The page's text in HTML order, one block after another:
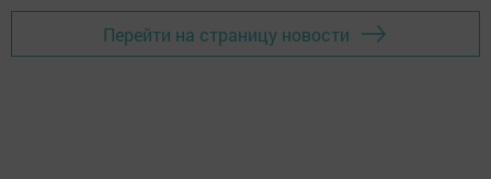
Перейти на страницу новости